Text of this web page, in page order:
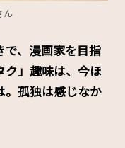
ん
で、漫画家を目指
ク」趣味は、今ほ
。孤独は感じなか